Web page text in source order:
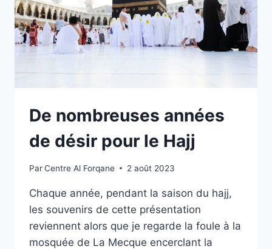
De nombreuses années
de désir pour le Hajj
ParCentre Al Forqane 2 août 2023
Chaque année, pendant la saison du hajj,
les souvenirs de cette présentation
reviennent alors que je regarde la foule à la
mosquée de La Mecque encerclant la